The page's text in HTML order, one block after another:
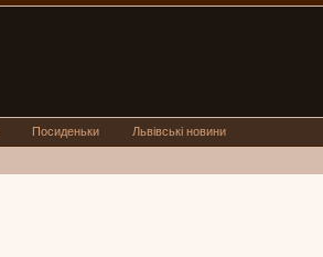
Посиденьки Львівські новини